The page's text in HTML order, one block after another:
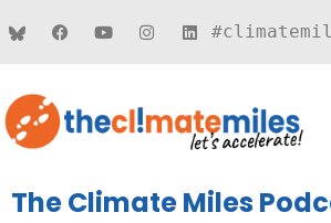
The Climate Miles